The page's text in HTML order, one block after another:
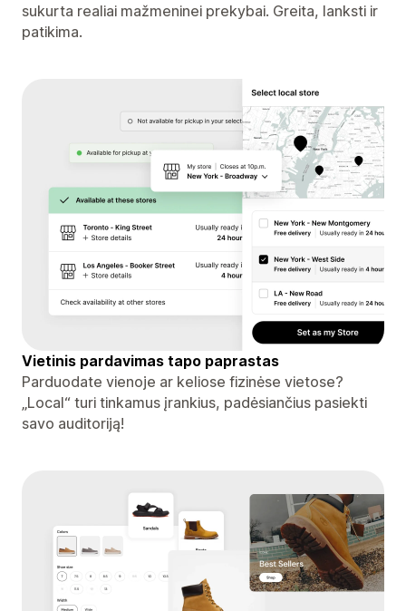
sukurta realiai mažmeninei prekybai. Greita, lanksti ir
patikima.
Vietinis pardavimas tapo paprastas
Parduodate vienoje ar keliose fizinėse vietose?
„Local“ turi tinkamus įrankius, padėsiančius pasiekti
savo auditoriją!